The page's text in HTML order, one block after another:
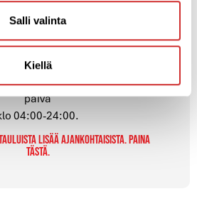
Salli valinta
Kiellä
la 09:00-13:00
su 17:00-20:00
kuntoilet ja saunot joka
päivä
04:00-24:00.
lisää ajankohtaisista. paina
tästä.